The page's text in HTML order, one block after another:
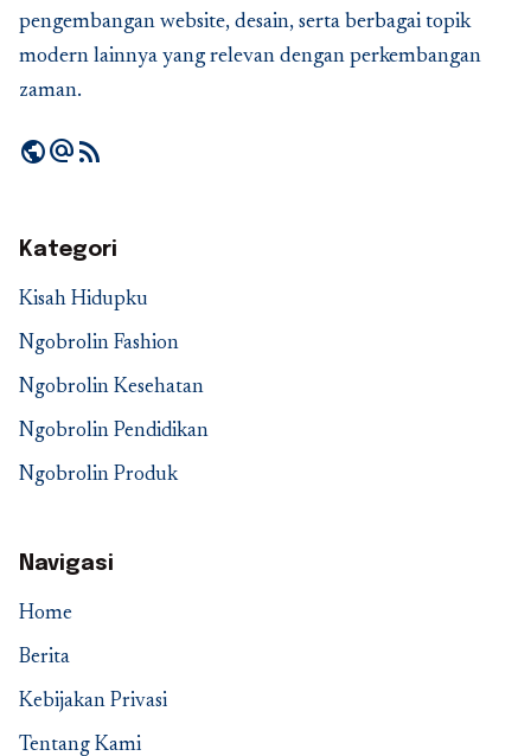
pengembangan website, desain, serta berbagai topik
modern lainnya yang relevan dengan perkembangan
zaman.
publicalternate_emailrss_feed
Kategori
Kisah Hidupku
Ngobrolin Fashion
Ngobrolin Kesehatan
Ngobrolin Pendidikan
Ngobrolin Produk
Navigasi
Home
Berita
Kebijakan Privasi
Tentang Kami